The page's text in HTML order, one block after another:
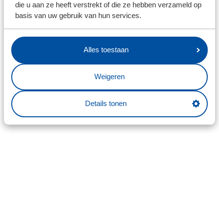
die u aan ze heeft verstrekt of die ze hebben verzameld op
basis van uw gebruik van hun services.
Alles toestaan
Weigeren
Details tonen